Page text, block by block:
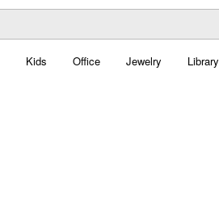
Kids Office Jewelry Library